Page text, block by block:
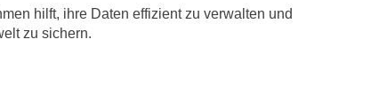
hilft, ihre Daten effizient zu verwalten und
zu sichern.